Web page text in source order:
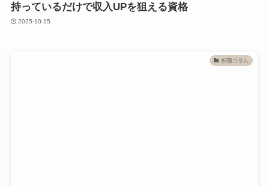
持っているだけで収入UPを狙える資格
2025-10-15
転職コラム